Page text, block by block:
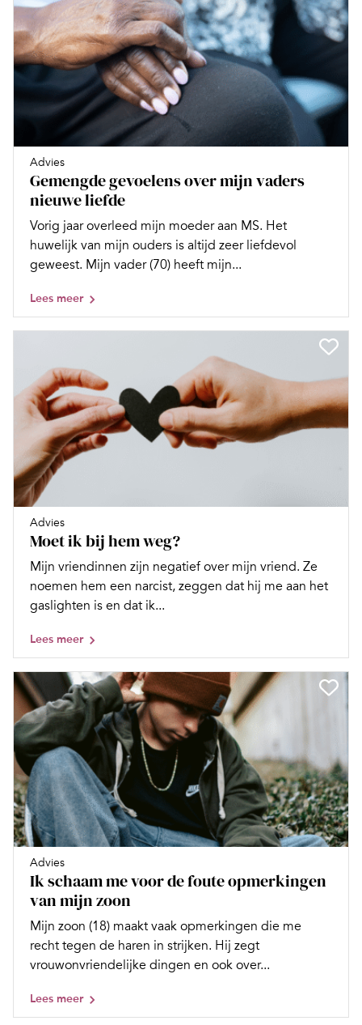
Advies
Gemengde gevoelens over mijn vaders
nieuwe liefde
Vorig jaar overleed mijn moeder aan MS. Het
huwelijk van mijn ouders is altijd zeer liefdevol
geweest. Mijn vader (70) heeft mijn...
Lees meer
Advies
Moet ik bij hem weg?
Mijn vriendinnen zijn negatief over mijn vriend. Ze
noemen hem een narcist, zeggen dat hij me aan het
gaslighten is en dat ik...
Lees meer
Advies
Ik schaam me voor de foute opmerkingen
van mijn zoon
Mijn zoon (18) maakt vaak opmerkingen die me
recht tegen de haren in strijken. Hij zegt
vrouwonvriendelijke dingen en ook over...
Lees meer